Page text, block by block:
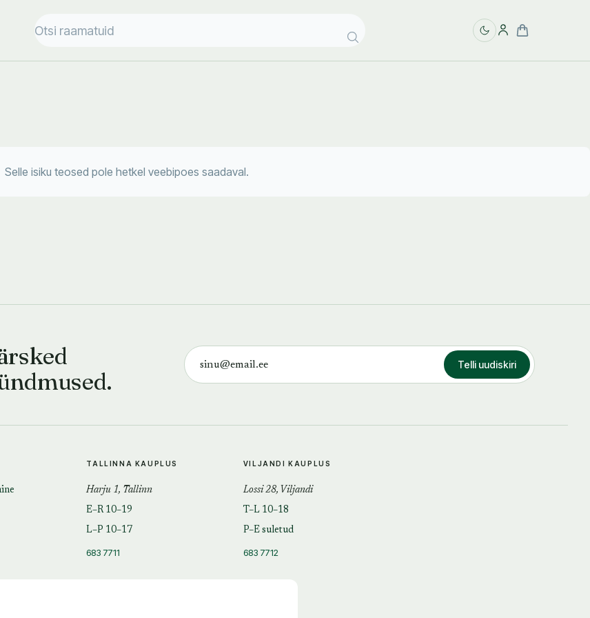
Selle isiku teosed pole hetkel veebipoes saadaval.
Telli uudiskiri
TALLINNA KAUPLUS
Harju 1, Tallinn
E–R 10–19
L–P 10–17
683 7711
VILJANDI KAUPLUS
Lossi 28, Viljandi
T–L 10–18
P–E suletud
683 7712